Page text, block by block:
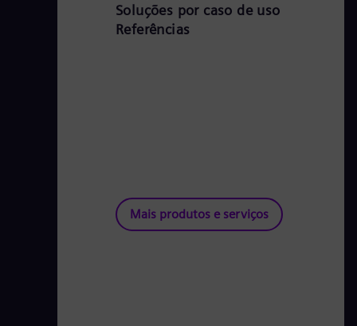
Soluções por caso de uso
Referências
Mais produtos e serviços
a
a
q